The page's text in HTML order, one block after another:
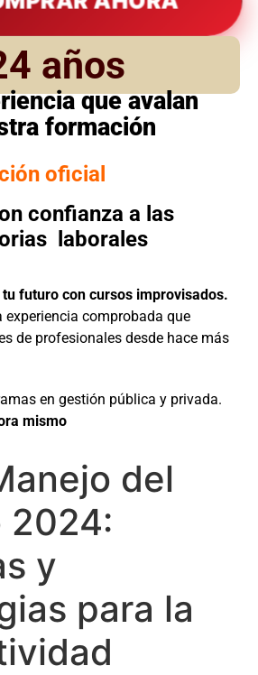
años
que avalan
formación
oficial
confianza a las
laborales
futuro con cursos improvisados.
experiencia comprobada que
de profesionales desde hace más
en gestión pública y privada.
mismo
del
2024:
y
para la